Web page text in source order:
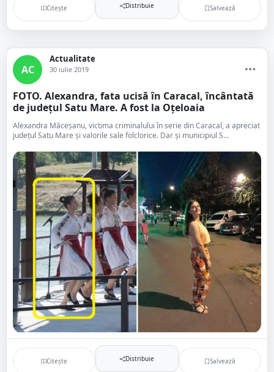
Citește Distribuie Salvează
AC
Actualitate
30 iulie 2019
FOTO. Alexandra, fata ucisă în Caracal, încântată
de județul Satu Mare. A fost la Oțeloaia
Alexandra Măceșanu, victima criminalului în serie din Caracal, a apreciat
județul Satu Mare și valorile sale folclorice. Dar și municipiul S...
Citește Distribuie Salvează